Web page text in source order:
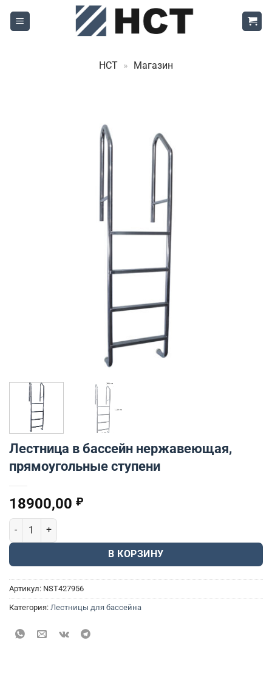
НСТ » Магазин
Лестница в бассейн нержавеющая,
прямоугольные ступени
18900,00 ₽
Количество товара Лестница в бассейн нержавеющая,
В КОРЗИНУ
Артикул: NST427956
Категория: Лестницы для бассейна